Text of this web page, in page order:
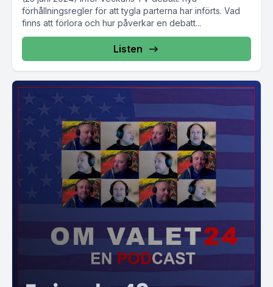
förhållningsregler för att tygla parterna har införts. Vad
finns att förlora och hur påverkar en debatt...
Listen